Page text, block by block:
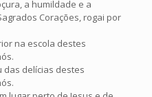
a humildade e a
Corações, rogai por
na escola destes
das delícias destes